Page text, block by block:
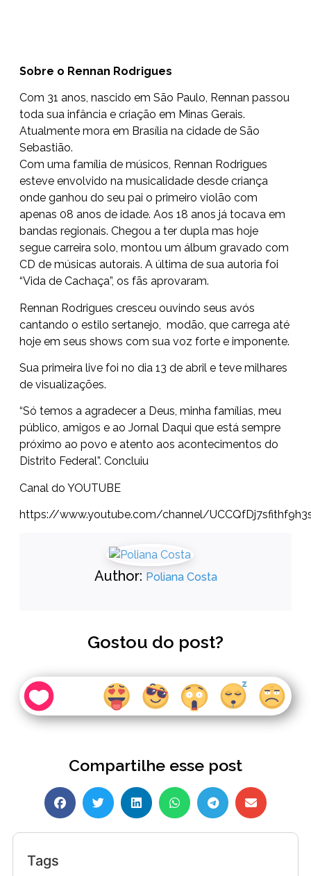
Sobre o Rennan Rodrigues
Com 31 anos, nascido em São Paulo, Rennan passou
toda sua infância e criação em Minas Gerais.
Atualmente mora em Brasília na cidade de São
Sebastião.
Com uma família de músicos, Rennan Rodrigues
esteve envolvido na musicalidade desde criança
onde ganhou do seu pai o primeiro violão com
apenas 08 anos de idade. Aos 18 anos já tocava em
bandas regionais. Chegou a ter dupla mas hoje
segue carreira solo, montou um álbum gravado com
CD de músicas autorais. A última de sua autoria foi
“Vida de Cachaça”, os fãs aprovaram.
Rennan Rodrigues cresceu ouvindo seus avós
cantando o estilo sertanejo, modão, que carrega até
hoje em seus shows com sua voz forte e imponente.
Sua primeira live foi no dia 13 de abril e teve milhares
de visualizações.
“Só temos a agradecer a Deus, minha famílias, meu
público, amigos e ao Jornal Daqui que está sempre
próximo ao povo e atento aos acontecimentos do
Distrito Federal”. Concluiu
Canal do YOUTUBE
https://www.youtube.com/channel/
Author: Poliana Costa
Gostou do post?
Compartilhe esse post
Tags